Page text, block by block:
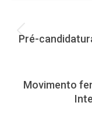
de
post:
Pré-
Movimento